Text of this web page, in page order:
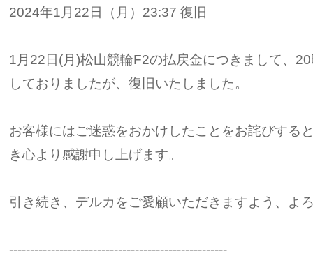
2024年1月22日（月）23:37 復旧
1月22日(月)松山競輪F2の払戻金につきまして、
しておりましたが、復旧いたしました。
お客様にはご迷惑をおかけしたことをお詫びする
き心より感謝申し上げます。
引き続き、デルカをご愛顧いただきますよう、よ
----------------------------------------------------